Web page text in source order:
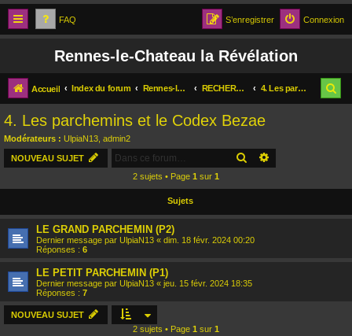
FAQ Connexion
S’enregistrer
Rennes-le-Chateau la Révélation
Accueil Index du forum Rennes-le-Château La Révélation RECHERCHES 4. Les parchemins et le Codex Bezae
c
4. Les parchemins et le Codex Bezae
Modérateurs : UlpiaN13 admin2
NOUVEAU SUJET RECHERCHER
2 sujets • Page 1 sur 1
Sujets
LE GRAND PARCHEMIN (P2)
Dernier message par UlpiaN13 « dim. 18 févr. 2024 00:20
Réponses : 6
LE PETIT PARCHEMIN (P1)
Dernier message par UlpiaN13 « jeu. 15 févr. 2024 18:35
Réponses : 7
NOUVEAU SUJET
2 sujets • Page 1 sur 1